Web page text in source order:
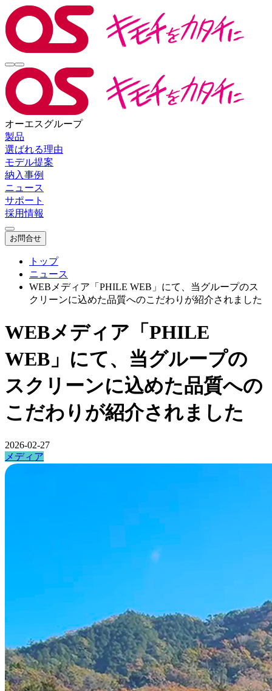
オーエスグループ
製品
選ばれる理由
モデル提案
納入事例
ニュース
サポート
採用情報
お問合せ
トップ
ニュース
WEBメディア「PHILE WEB」にて、当グループのス
クリーンに込めた品質へのこだわりが紹介されました
WEBメディア「PHILE
WEB」にて、当グループの
スクリーンに込めた品質への
こだわりが紹介されました
2026-02-27
メディア